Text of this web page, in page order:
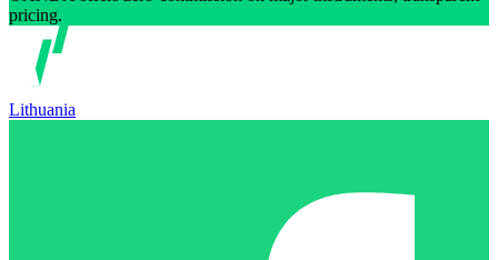
pricing.
Lithuania